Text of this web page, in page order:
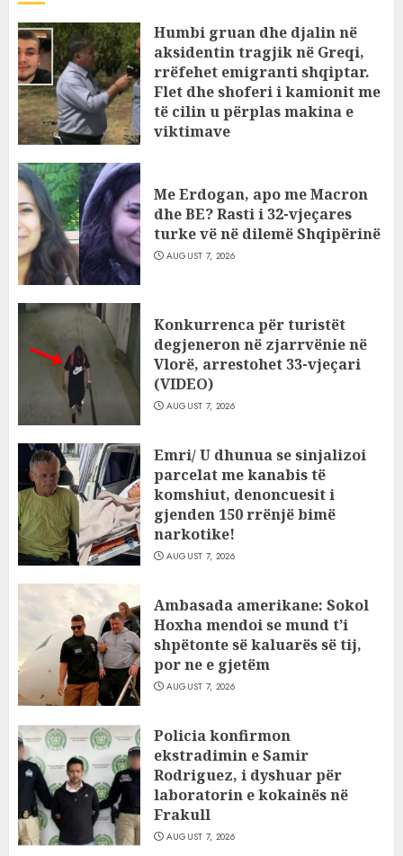
Humbi gruan dhe djalin në
aksidentin tragjik në Greqi,
rrëfehet emigranti shqiptar.
Flet dhe shoferi i kamionit me
të cilin u përplas makina e
viktimave
Me Erdogan, apo me Macron
dhe BE? Rasti i 32-vjeçares
turke vë në dilemë Shqipërinë
AUGUST 7, 2026
Konkurrenca për turistët
degjeneron në zjarrvënie në
Vlorë, arrestohet 33-vjeçari
(VIDEO)
AUGUST 7, 2026
Emri/ U dhunua se sinjalizoi
parcelat me kanabis të
komshiut, denoncuesit i
gjenden 150 rrënjë bimë
narkotike!
AUGUST 7, 2026
Ambasada amerikane: Sokol
Hoxha mendoi se mund t’i
shpëtonte së kaluarës së tij,
por ne e gjetëm
AUGUST 7, 2026
Policia konfirmon
ekstradimin e Samir
Rodriguez, i dyshuar për
laboratorin e kokainës në
Frakull
AUGUST 7, 2026